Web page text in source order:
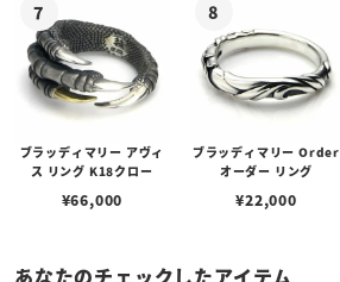
ブラッディマリー アヴィ
ス リング K18クロー
¥66,000
ブラッディマリー Order
オーダー リング
¥22,000
あなたのチェックしたアイテム